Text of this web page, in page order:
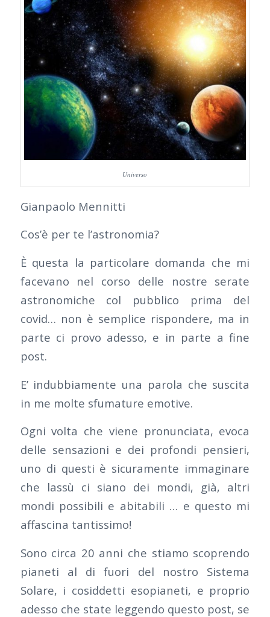
Universo
Gianpaolo Mennitti
Cos’è per te l’astronomia?
È questa la particolare domanda che mi
facevano nel corso delle nostre serate
astronomiche col pubblico prima del
covid… non è semplice rispondere, ma in
parte ci provo adesso, e in parte a fine
post.
E’ indubbiamente una parola che suscita
in me molte sfumature emotive.
Ogni volta che viene pronunciata, evoca
delle sensazioni e dei profondi pensieri,
uno di questi è sicuramente immaginare
che lassù ci siano dei mondi, già, altri
mondi possibili e abitabili … e questo mi
affascina tantissimo!
Sono circa 20 anni che stiamo scoprendo
pianeti al di fuori del nostro Sistema
Solare, i cosiddetti esopianeti, e proprio
adesso che state leggendo questo post, se